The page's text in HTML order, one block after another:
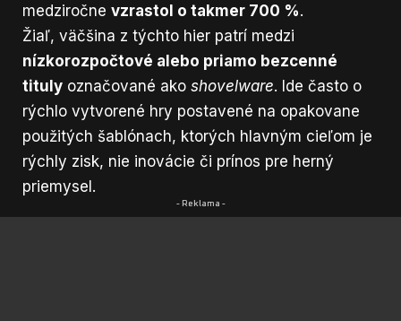
medziročne vzrastol o takmer 700 %.
Žiaľ, väčšina z týchto hier patrí medzi
nízkorozpočtové alebo priamo bezcenné
tituly označované ako shovelware. Ide často o
rýchlo vytvorené hry postavené na opakovane
použitých šablónach, ktorých hlavným cieľom je
rýchly zisk, nie inovácie či prínos pre herný
priemysel.
- Reklama -